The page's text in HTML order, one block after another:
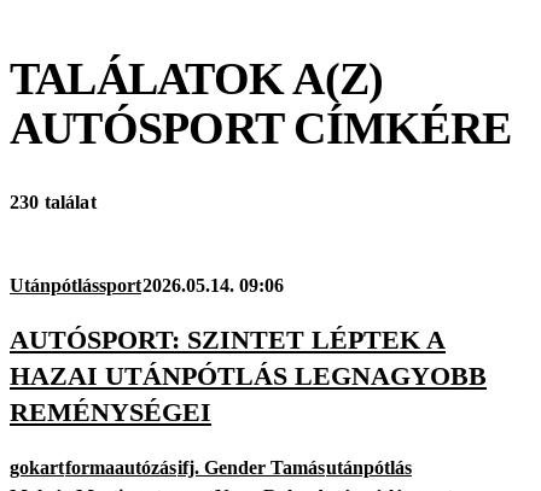
TALÁLATOK A(Z)
AUTÓSPORTCÍMKÉRE
230 találat
Utánpótlássport2026.05.14. 09:06
AUTÓSPORT: SZINTET LÉPTEK A
HAZAI UTÁNPÓTLÁS LEGNAGYOBB
REMÉNYSÉGEI
gokartformaautózásifj. Gender Tamásutánpótlás